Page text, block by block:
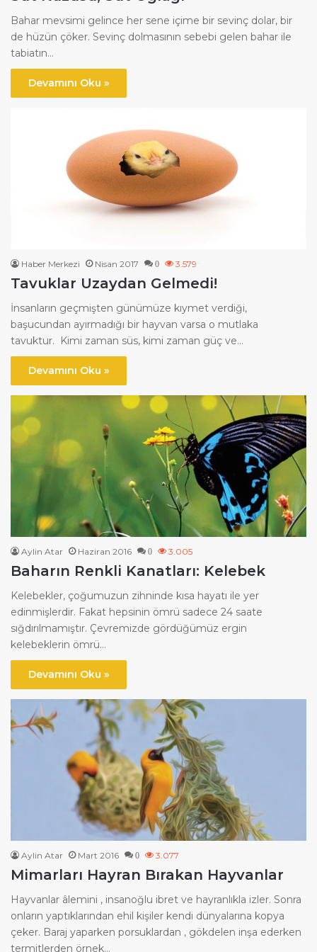
Bahar mevsimi gelince her sene içime bir sevinç dolar, bir
de hüzün çöker. Sevinç dolmasının sebebi gelen bahar ile
tabiatın…
Devamını Oku »
Haber Merkezi Nisan 2017 0 3.579
Tavuklar Uzaydan Gelmedi!
İnsanların geçmişten günümüze kıymet verdiği,
başucundan ayırmadığı bir hayvan varsa o mutlaka
tavuktur. Kimi zaman süs, kimi zaman güç ve…
Devamını Oku »
Aylin Atar Haziran 2016 0 3.005
Baharın Renkli Kanatları: Kelebek
Kelebekler, çoğumuzun zihninde kısa hayatı ile yer
edinmişlerdir. Fakat hepsinin ömrü sadece 24 saate
sığdırılmamıştır. Çevremizde gördüğümüz ergin
kelebeklerin ömrü…
Devamını Oku »
Aylin Atar Mart 2016 0 3.077
Mimarları Hayran Bırakan Hayvanlar
Hayvanlar âlemini , insanoğlu ibret ve hayranlıkla izler. Sonra
onların yaptıklarından ehil kişiler kendi dünyalarına kopya
çeker. Baraj yaparken porsuklardan , gökdelen inşa ederken
termitlerden örnek…